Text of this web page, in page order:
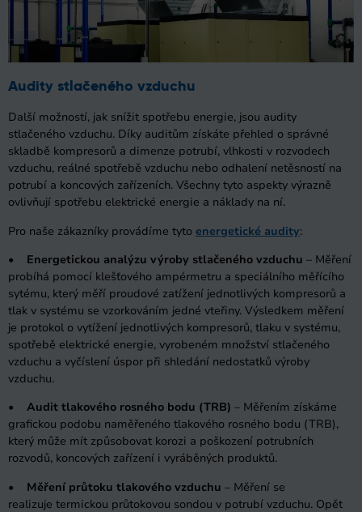
Audity stlačeného vzduchu
Další možností, jak snížit spotřebu energie, jsou audity
stlačeného vzduchu. Díky auditům získáte přehled o správné
skladbě kompresorů a dimenze potrubí, vlhkosti v rozvodech
vzduchu, reálné spotřebě vzduchu nebo odhalení netěsností na
potrubí a koncových zařízeních. Všechny tyto aspekty výrazně
ovlivňují spotřebu elektrické energie a náklady na ní.
Pro naše zákazníky provádíme tyto energetické audity:
• Energetickou analýzu výroby stlačeného vzduchu – Měření
probíhá pomocí klešťového ampérmetru a speciálního měřícího
sytému, který měří proudové zatížení jednotlivých kompresorů a
tlak v systému se vzorkováním jedné vteřiny. Výsledkem měření
je protokol o vytížení jednotlivých kompresorů, tlaku v systému,
spotřebě elektrické energie, vyrobeném množství stlačeného
vzduchu a vyčíslení úspor při shledání nedostatků výroby
vzduchu.
•
Audit tlakového rosného bodu (TRB) – Měřením získáme
grafickou podobu naměřeného tlakového rosného bodu (TRB),
který může mít způsobovat korozi a poškození potrubních
rozvodů, koncových zařízení i vyráběných produktů.
• Měření průtoku tlakového vzduchu – Měření se
realizuje termickou průtokovou sondou v potrubí vzduchu. Opět